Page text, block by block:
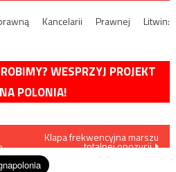
Kancelarii Prawnej Litwin:
WESPRZYJ PROJEKT
POLONIA!
Klapa frekwencyjna marszu
totalnej opozycji